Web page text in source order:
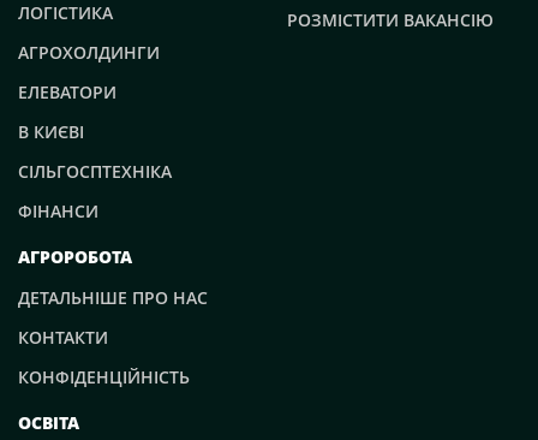
ЛОГІСТИКА
АГРОХОЛДИНГИ
ЕЛЕВАТОРИ
В КИЄВІ
СІЛЬГОСПТЕХНІКА
ФІНАНСИ
РОЗМІСТИТИ ВАКАНСІЮ
АГРОРОБОТА
ДЕТАЛЬНІШЕ ПРО НАС
КОНТАКТИ
КОНФІДЕНЦІЙНІСТЬ
ОСВІТА